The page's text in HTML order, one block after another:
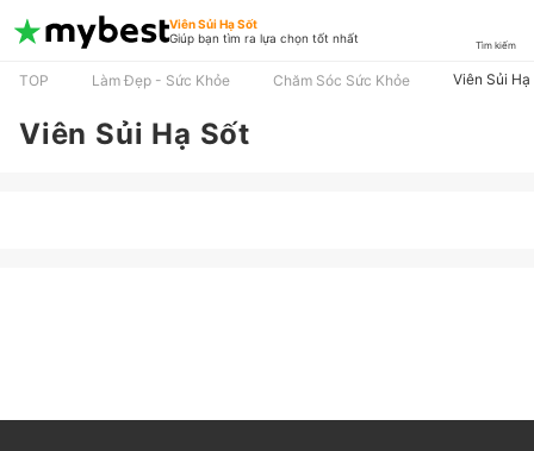
Viên Sủi Hạ Sốt
Giúp bạn tìm ra lựa chọn tốt nhất
Tìm kiếm
TOP Làm Đẹp - Sức Khỏe Chăm Sóc Sức Khỏe Viên Sủi Hạ
Viên Sủi Hạ Sốt